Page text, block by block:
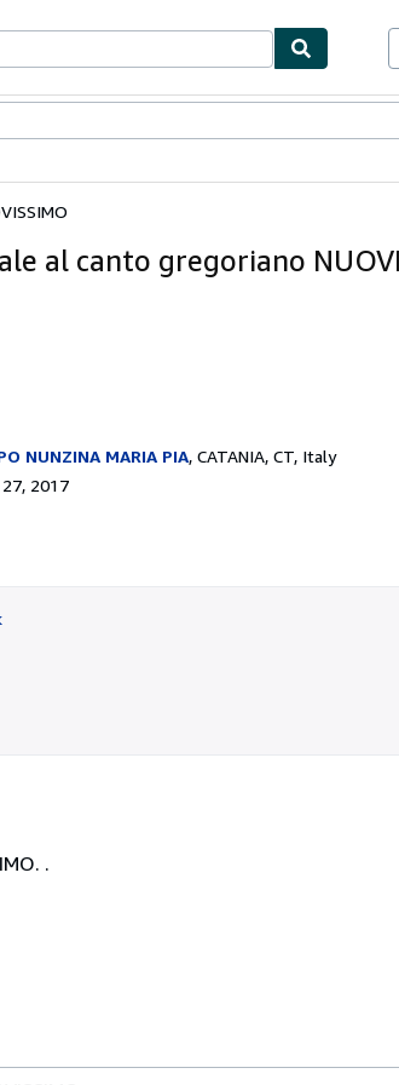
al canto gregoriano
NUNZINA MARIA PIA, CATANIA, CT, Italy
2017
.